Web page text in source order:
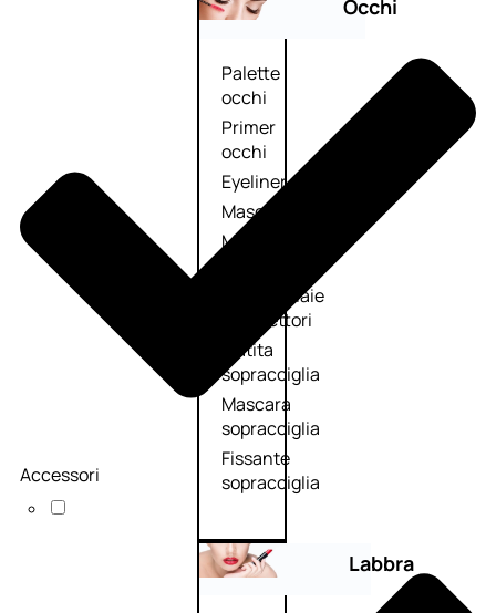
Occhi
Palette
occhi
Primer
occhi
Eyeliner
Mascara
Matita
Antiocchiaie
e correttori
Matita
sopracciglia
Mascara
sopracciglia
Fissante
sopracciglia
Labbra
Accessori